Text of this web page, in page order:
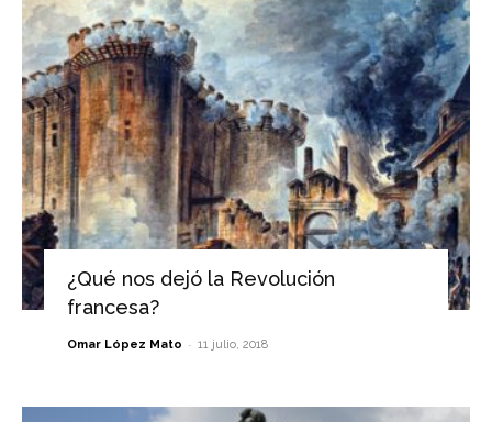
¿Qué nos dejó la Revolución
francesa?
Omar López Mato - 11 julio, 2018